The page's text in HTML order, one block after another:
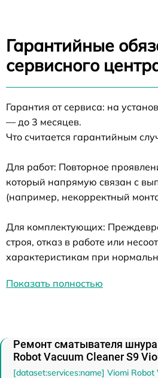
Гарантийные
сервисного
Гарантия от сервиса: на
— до 3 месяцев.
Что считается гарантийным
Для работ: Повторное
который напрямую связан с
(например, некорректный
Для комплектующих:
строя, отказ в работе или
характеристикам при
Показать полностью
Ремонт сматывателя
Robot Vacuum Cleaner S9
[dataset:services:name] Viomi Robot